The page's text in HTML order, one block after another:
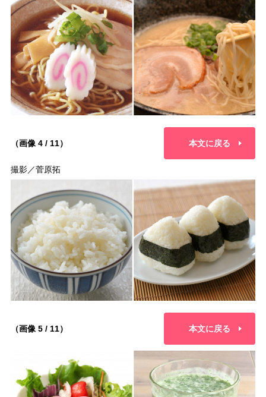
（画像 4 / 11） 本文に戻る
撮影／菅原拓
（画像 5 / 11） 本文に戻る